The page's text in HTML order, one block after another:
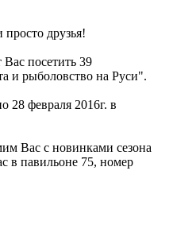
друзья!
посетить 39
и рыболовство на Руси".
28 февраля 2016г. в
Вас с новинками сезона
в павильоне 75, номер